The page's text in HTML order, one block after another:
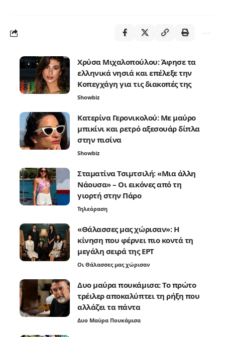
Χρύσα Μιχαλοπούλου: Άφησε τα
ελληνικά νησιά και επέλεξε την
Κοπεγχάγη για τις διακοπές της
Showbiz
Κατερίνα Γερονικολού: Με μαύρο
μπικίνι και ρετρό αξεσουάρ δίπλα
στην πισίνα
Showbiz
Σταματίνα Τσιμτσιλή: «Μια άλλη
Νάουσα» – Οι εικόνες από τη
γιορτή στην Πάρο
Τηλεόραση
«Θάλασσες μας χώρισαν»: Η
κίνηση που φέρνει πιο κοντά τη
μεγάλη σειρά της ΕΡΤ
Οι Θάλασσες μας χώρισαν
Δυο μαύρα πουκάμισα: Το πρώτο
τρέιλερ αποκαλύπτει τη ρήξη που
αλλάζει τα πάντα
Δυο Μαύρα Πουκάμισα